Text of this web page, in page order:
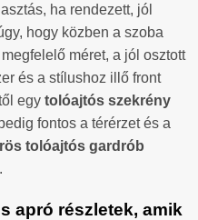
ha rendezett, jól
hogy közben a szoba
méret, a jól osztott
és a stílushoz illő front
egy tolóajtós szekrény
fontos a térérzet és a
tolóajtós gardrób
apró részletek, amik